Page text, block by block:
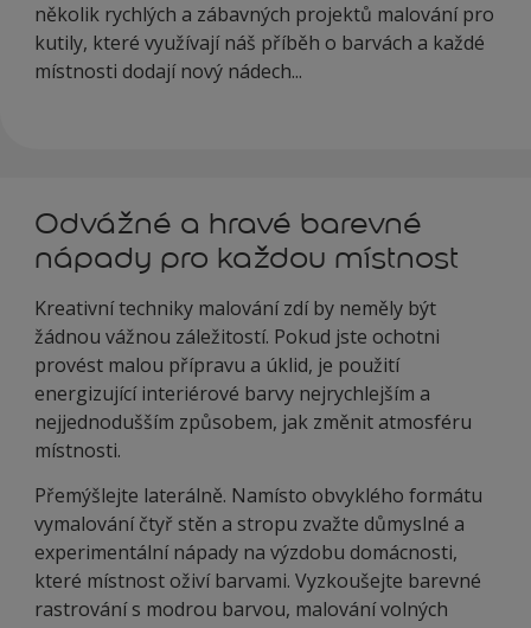
několik rychlých a zábavných projektů malování pro
kutily, které využívají náš příběh o barvách a každé
místnosti dodají nový nádech...
Odvážné a hravé barevné
nápady pro každou místnost
Kreativní techniky malování zdí by neměly být
žádnou vážnou záležitostí. Pokud jste ochotni
provést malou přípravu a úklid, je použití
energizující interiérové barvy nejrychlejším a
nejjednodušším způsobem, jak změnit atmosféru
místnosti.
Přemýšlejte laterálně. Namísto obvyklého formátu
vymalování čtyř stěn a stropu zvažte důmyslné a
experimentální nápady na výzdobu domácnosti,
které místnost oživí barvami. Vyzkoušejte barevné
rastrování s modrou barvou, malování volných